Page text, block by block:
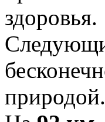
здоровья.
природой.